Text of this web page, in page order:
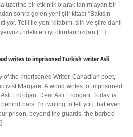
üzerine bir etkinlik olarak tanımlayan bir
sonra gelen yeni şiir kitabı “Bakışın
Telli ile yeni kitabını, şiiri ve şiire dahil
en iyi okurlarınızdan […]
writes to imprisoned Turkish writer Asli
of the Imprisoned Writer, Canadian poet,
Margaret Atwood writes to imprisoned
Erdoğan. Dear Asli Erdogan, Today is
bars. I’m writing to tell you that even
prison, beyond the guards, the barbed